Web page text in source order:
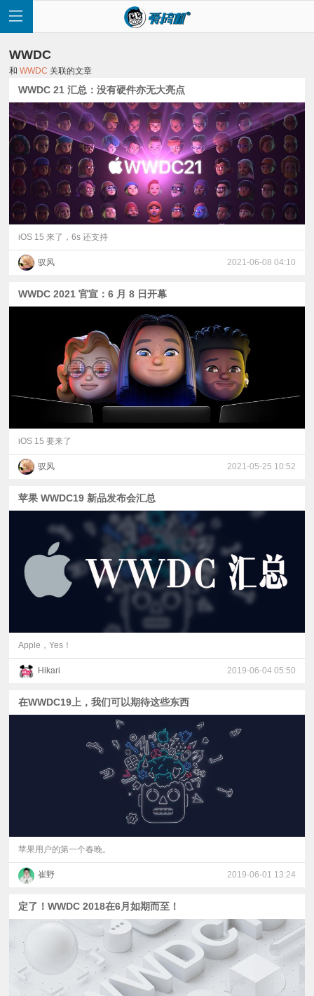
首
页
快
讯
评
普
验
WWDC
和WWDC 关联的文章
WWDC 21 汇总：没有硬件亦无大亮点
iOS 15 来了，6s 还支持
驭风 2021-06-08 04:10
WWDC 2021 官宣：6 月 8 日开幕
iOS 15 要来了
驭风 2021-05-25 10:52
苹果 WWDC19 新品发布会汇总
Apple，Yes！
Hikari 2019-06-04 05:50
在WWDC19上，我们可以期待这些东西
苹果用户的第一个春晚。
崔野 2019-06-01 13:24
定了！WWDC 2018在6月如期而至！